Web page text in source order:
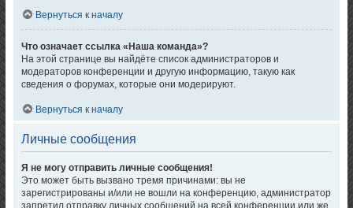
Вернуться к началу
Что означает ссылка «Наша команда»?
На этой странице вы найдёте список администраторов и
модераторов конференции и другую информацию, такую как
сведения о форумах, которые они модерируют.
Вернуться к началу
Личные сообщения
Я не могу отправить личные сообщения!
Это может быть вызвано тремя причинами: вы не
зарегистрированы и/или не вошли на конференцию, администратор
запретил отправку личных сообщений на всей конференции или же